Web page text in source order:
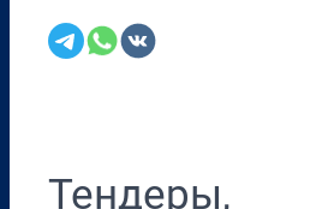
Тендеры,